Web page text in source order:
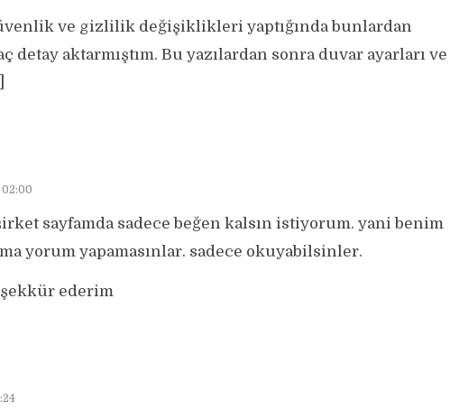
ve gizlilik değişiklikleri yaptığında bunlardan
detay aktarmıştım. Bu yazılardan sonra duvar ayarları ve
02:00
sayfamda sadece beğen kalsın istiyorum. yani benim
yorum yapamasınlar. sadece okuyabilsinler.
ederim